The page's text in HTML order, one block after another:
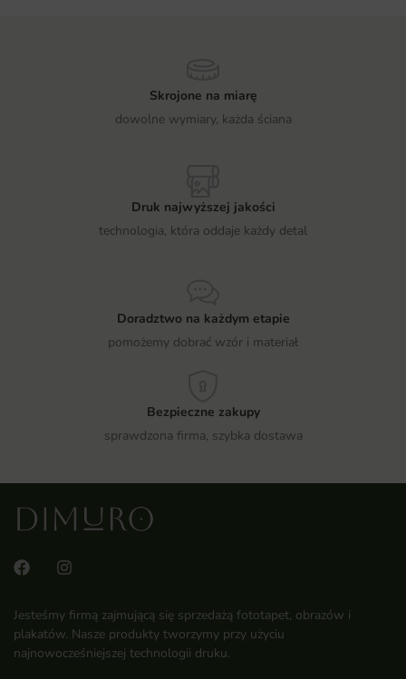
Skrojone na miarę
dowolne wymiary, każda ściana
Druk najwyższej jakości
technologia, która oddaje każdy detal
Doradztwo na każdym etapie
pomożemy dobrać wzór i materiał
Bezpieczne zakupy
sprawdzona firma, szybka dostawa
Jesteśmy firmą zajmującą się sprzedażą fototapet, obrazów i
plakatów. Nasze produkty tworzymy przy użyciu
najnowocześniejszej technologii druku.